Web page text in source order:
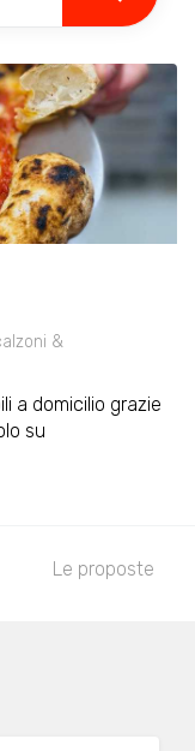
&
a domicilio grazie
su
Le proposte